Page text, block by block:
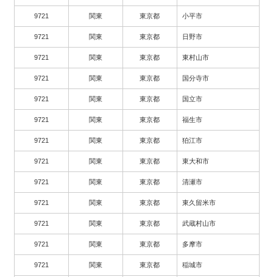
9721 関東 東京都 小平市
9721 関東 東京都 日野市
9721 関東 東京都 東村山市
9721 関東 東京都 国分寺市
9721 関東 東京都 国立市
9721 関東 東京都 福生市
9721 関東 東京都 狛江市
9721 関東 東京都 東大和市
9721 関東 東京都 清瀬市
9721 関東 東京都 東久留米市
9721 関東 東京都 武蔵村山市
9721 関東 東京都 多摩市
9721 関東 東京都 稲城市